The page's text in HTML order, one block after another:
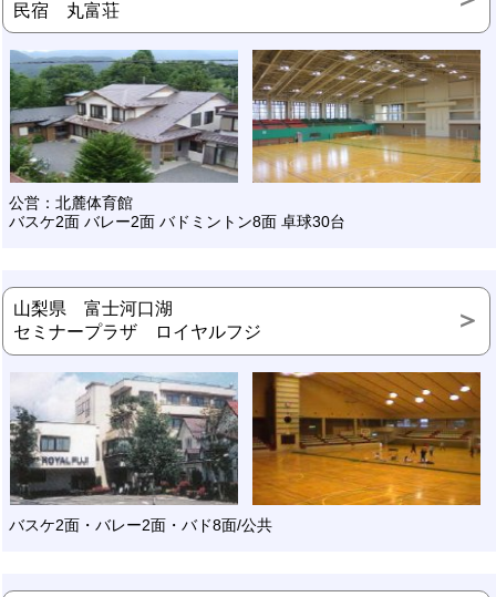
民宿 丸富荘
公営：北麓体育館
バスケ2面 バレー2面 バドミントン8面 卓球30台
山梨県 富士河口湖
セミナープラザ ロイヤルフジ
バスケ2面・バレー2面・バド8面/公共